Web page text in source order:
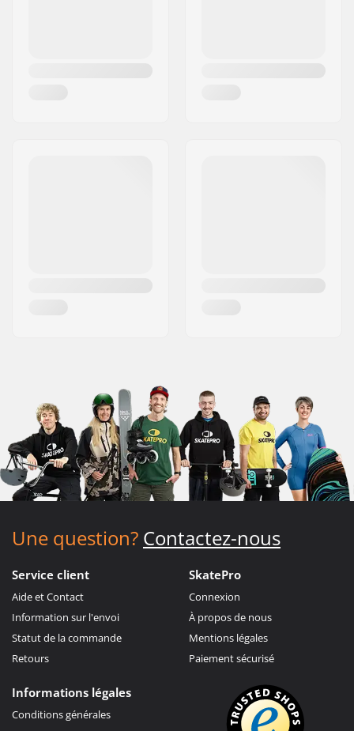
Une question? Contactez-nous
Service client
Aide et Contact
Information sur l'envoi
Statut de la commande
Retours
SkatePro
Connexion
À propos de nous
Mentions légales
Paiement sécurisé
Informations légales
Conditions générales